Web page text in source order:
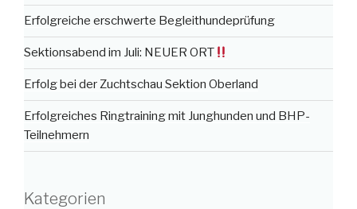
Erfolgreiche erschwerte Begleithundeprüfung
Sektionsabend im Juli: NEUER ORT
Erfolg bei der Zuchtschau Sektion Oberland
Erfolgreiches Ringtraining mit Junghunden und BHP-
Teilnehmern
Kategorien